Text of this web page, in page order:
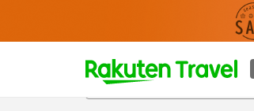
t
p
概覽房間及住宿方案 評價設施